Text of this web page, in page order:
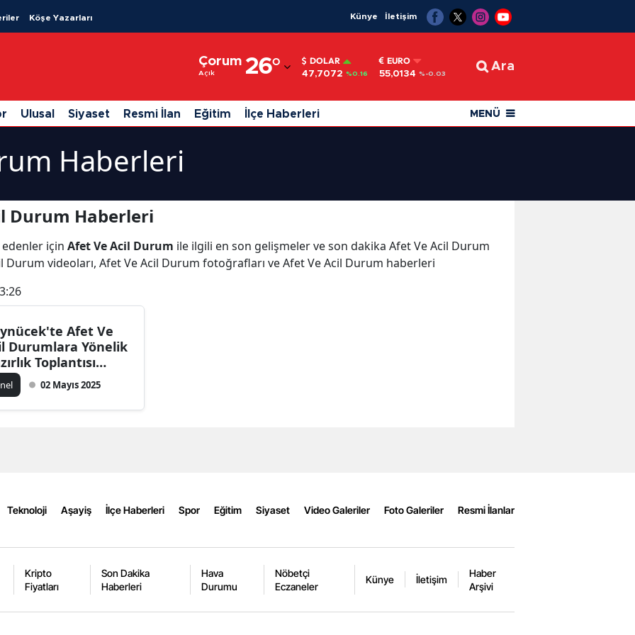
Köşe Yazarları Künye İletişim
Çorum
Açık 26°
Adıyaman
Afyonkarahisar
Ağrı
Artvin
Aydın
Çanakkale
Denizli
DOLAR
47,7072 %0.16
EURO
55,0134 %-0.03
Ara
Ulusal Siyaset Resmi İlan Eğitim İlçe Haberleri MENÜ
Haberleri
Durum Haberleri
için Afet Ve Acil Durum ile ilgili en son gelişmeler ve son dakika Afet Ve Acil Durum
Durum videoları, Afet Ve Acil Durum fotoğrafları ve Afet Ve Acil Durum haberleri
Afet Ve
Durumlara Yönelik
Toplantısı
02 Mayıs 2025
Teknoloji Aşayiş İlçe Haberleri Spor Eğitim Siyaset Video Galeriler Foto Galeriler Resmi İlanlar
Kripto
Fiyatları
Son Dakika
Haberleri
Hava
Durumu
Nöbetçi
Eczaneler
Künye İletişim
Haber
Arşivi